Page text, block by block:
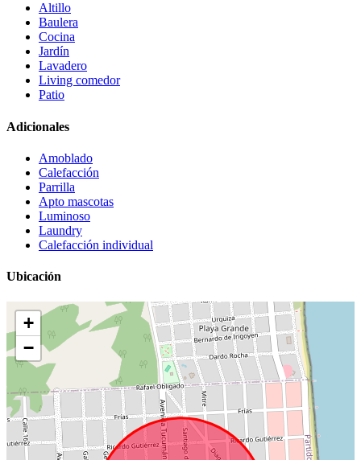
Altillo
Baulera
Cocina
Jardín
Lavadero
Living comedor
Patio
Adicionales
Amoblado
Calefacción
Parrilla
Apto mascotas
Luminoso
Laundry
Calefacción individual
Ubicación
+
−